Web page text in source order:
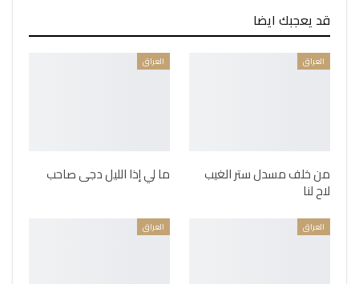
قد يعجبك ايضا
العراق
من خلف مسدل ستر الغيب
لاح لنا
العراق
ما لي إذا الليل دجى صاحب
العراق العراق